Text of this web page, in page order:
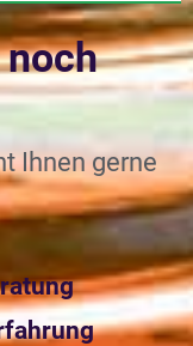
noch
Ihnen gerne